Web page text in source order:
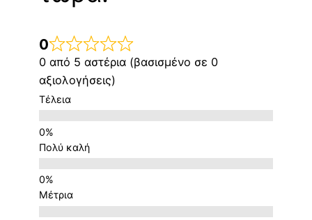
0
0 από 5 αστέρια (βασισμένο σε 0
αξιολογήσεις)
Τέλεια
Πολύ καλή
Μέτρια